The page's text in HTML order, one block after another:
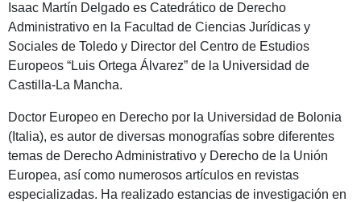
Isaac Martín Delgado es Catedrático de Derecho
Administrativo en la Facultad de Ciencias Jurídicas y
Sociales de Toledo y Director del Centro de Estudios
Europeos “Luis Ortega Álvarez” de la Universidad de
Castilla-La Mancha.
Doctor Europeo en Derecho por la Universidad de Bolonia
(Italia), es autor de diversas monografías sobre diferentes
temas de Derecho Administrativo y Derecho de la Unión
Europea, así como numerosos artículos en revistas
especializadas. Ha realizado estancias de investigación en